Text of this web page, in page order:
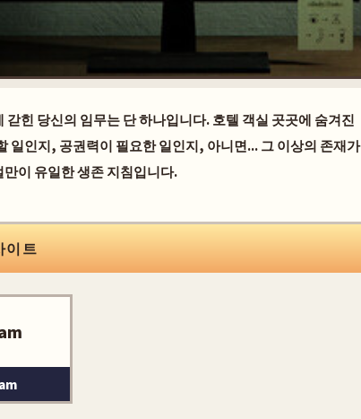
당신의 임무는 단 하나입니다. 호텔 객실 곳곳에 숨겨진
일인지, 공권력이 필요한 일인지, 아니면... 그 이상의 존재가
이 유일한 생존 지침입니다.
이트